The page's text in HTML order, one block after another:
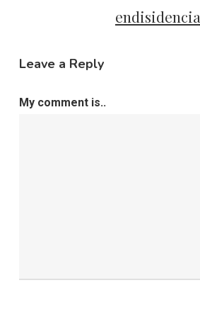
endisidencia
Leave a Reply
My comment is..